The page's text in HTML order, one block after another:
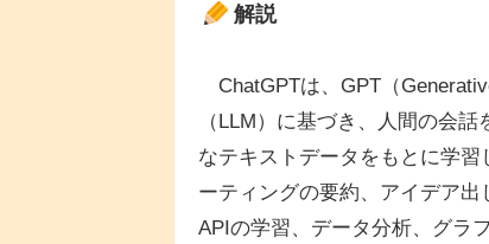
解説
ChatGPTは、GPT（
（LLM）に基づき、人間の会
なテキストデータをもとに学
ーティングの要約、アイデア
APIの学習、データ分析、グラ